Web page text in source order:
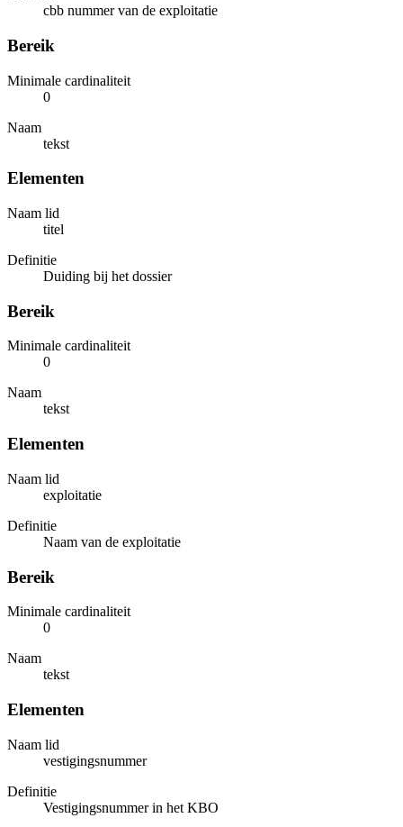
cbb nummer van de exploitatie
Bereik
Minimale cardinaliteit
0
Naam
tekst
Elementen
Naam lid
titel
Definitie
Duiding bij het dossier
Bereik
Minimale cardinaliteit
0
Naam
tekst
Elementen
Naam lid
exploitatie
Definitie
Naam van de exploitatie
Bereik
Minimale cardinaliteit
0
Naam
tekst
Elementen
Naam lid
vestigingsnummer
Definitie
Vestigingsnummer in het KBO